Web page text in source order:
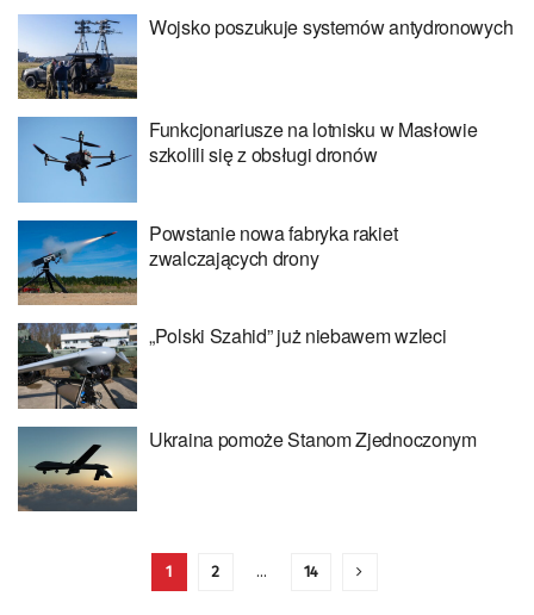
Wojsko poszukuje systemów antydronowych
Funkcjonariusze na lotnisku w Masłowie
szkolili się z obsługi dronów
Powstanie nowa fabryka rakiet
zwalczających drony
„Polski Szahid” już niebawem wzleci
Ukraina pomoże Stanom Zjednoczonym
1 2 … 14